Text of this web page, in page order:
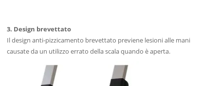
3. Design brevettato
Il design anti-pizzicamento brevettato previene lesioni alle mani
causate da un utilizzo errato della scala quando è aperta.